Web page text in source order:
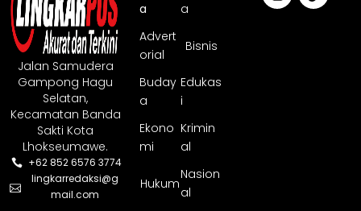
Jalan Samudera
Gampong Hagu
Selatan,
Kecamatan Banda
Sakti Kota
Lhokseumawe.
+62 852 6576 3774
lingkarredaksi@g
mail.com
a
a
Advert
orial
Bisnis
Buday
a
Edukas
i
Ekono
mi
Krimin
al
Hukum
Nasion
al